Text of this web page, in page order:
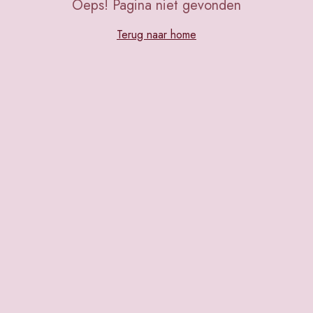
Oeps! Pagina niet gevonden
Terug naar home